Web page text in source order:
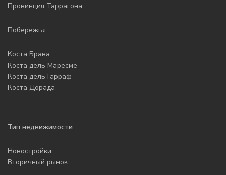
Провинция Таррагона
Побережья
Коста Брава
Коста дель Маресме
Коста дель Гарраф
Коста Дорада
Тип недвижимости
Новостройки
Вторичный рынок